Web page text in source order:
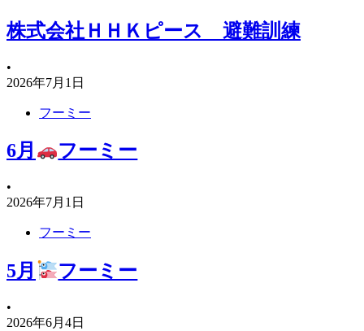
株式会社ＨＨＫピース 避難訓練
•
2026年7月1日
フーミー
6月 フーミー
•
2026年7月1日
フーミー
5月 フーミー
•
2026年6月4日